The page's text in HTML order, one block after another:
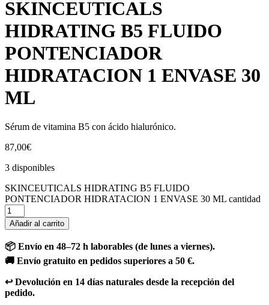
SKINCEUTICALS
HIDRATING B5 FLUIDO
PONTENCIADOR
HIDRATACION 1 ENVASE 30
ML
Sérum de vitamina B5 con ácido hialurónico.
87,00€
3 disponibles
SKINCEUTICALS HIDRATING B5 FLUIDO
PONTENCIADOR HIDRATACION 1 ENVASE 30 ML cantidad
Añadir al carrito
📦 Envío en 48–72 h laborables (de lunes a viernes).
🚚 Envío gratuito en pedidos superiores a 50 €.
↩️ Devolución en 14 días naturales desde la recepción del
pedido.